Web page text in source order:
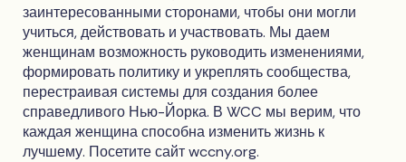
заинтересованными сторонами, чтобы они могли
учиться, действовать и участвовать. Мы даем
женщинам возможность руководить изменениями,
формировать политику и укреплять сообщества,
перестраивая системы для создания более
справедливого Нью-Йорка. В WCC мы верим, что
каждая женщина способна изменить жизнь к
лучшему. Посетите сайт wccny.org.